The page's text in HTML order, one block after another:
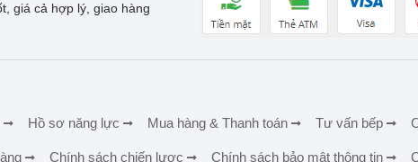
giá cả hợp lý, giao hàng
Hồ sơ năng lực Mua hàng & Thanh toán Tư vấn bếp
Chính sách chiến lược Chính sách bảo mật thông tin